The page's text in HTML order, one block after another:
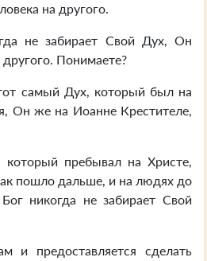
на другого.
не забирает Свой Дух, Он
Понимаете?
самый Дух, который был на
Он же на Иоанне Крестителе,
который пребывал на Христе,
пошло дальше, и на людях до
никогда не забирает Свой
и предоставляется сделать